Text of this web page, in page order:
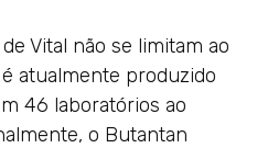
Vital não se limitam ao
atualmente produzido
46 laboratórios ao
o Butantan